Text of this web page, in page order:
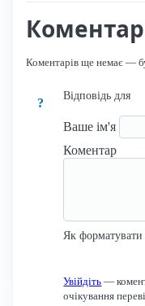
Коментарів ще немає —
?
Відповідь для
Ваше ім'я
Коментар
Як форматувати
Увійдіть —
очікування